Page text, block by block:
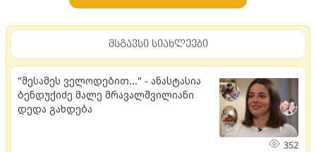
მსგავსი სიახლეები
"მესამეს ველოდებით..." - ანასტასია
ბენდუქიძე მალე მრავალშვილიანი
დედა გახდება
352